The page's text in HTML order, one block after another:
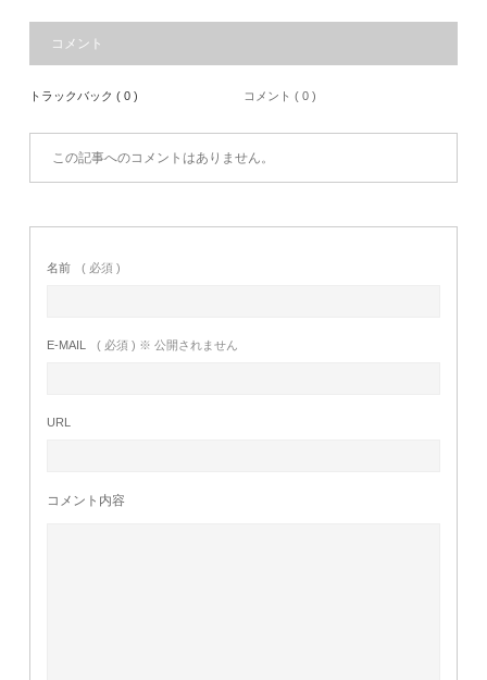
コメント
トラックバック ( 0 ) コメント ( 0 )
この記事へのコメントはありません。
名前 ( 必須 )
E-MAIL ( 必須 ) ※ 公開されません
URL
コメント内容